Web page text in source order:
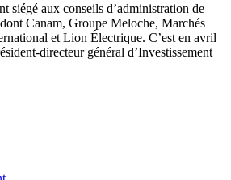
siégé aux conseils d’administration de
Canam, Groupe Meloche, Marchés
et Lion Électrique. C’est en avril
directeur général d’Investissement